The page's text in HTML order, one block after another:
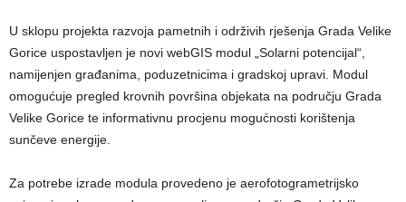
U sklopu projekta razvoja pametnih i održivih rješenja Grada Velike
Gorice uspostavljen je novi webGIS modul „Solarni potencijal“,
namijenjen građanima, poduzetnicima i gradskoj upravi. Modul
omogućuje pregled krovnih površina objekata na području Grada
Velike Gorice te informativnu procjenu mogućnosti korištenja
sunčeve energije.
Za potrebe izrade modula provedeno je aerofotogrametrijsko